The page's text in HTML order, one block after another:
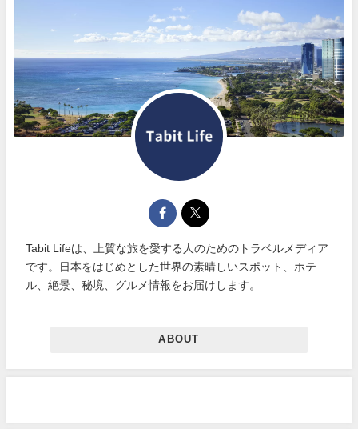
Tabit Lifeは、上質な旅を愛する人のためのトラベルメディア
です。日本をはじめとした世界の素晴しいスポット、ホテ
ル、絶景、秘境、グルメ情報をお届けします。
ABOUT